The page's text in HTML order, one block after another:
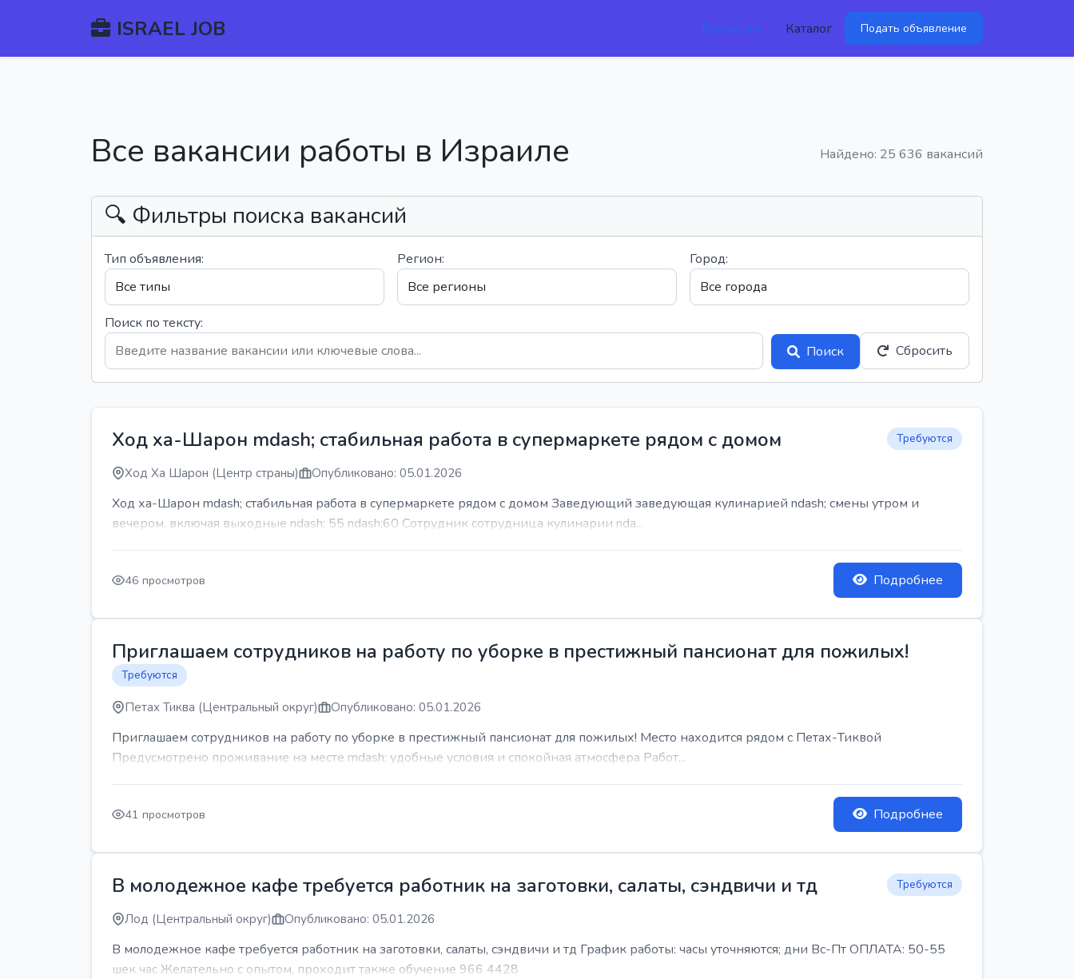
ISRAEL JOB Вакансии Каталог Подать объявление
Все вакансии работы в Израиле Найдено: 25 636 вакансий
🔍 Фильтры поиска вакансий
Тип объявления: Регион: Город:
Поиск по тексту:
Поиск
Сбросить
Ход ха-Шарон mdash; стабильная работа в супермаркете рядом с домом Требуются
Ход Ха Шарон (Центр страны) Опубликовано: 05.01.2026
Ход ха-Шарон mdash; стабильная работа в супермаркете рядом с домом Заведующий заведующая кулинарией ndash; смены утром и
вечером, включая выходные ndash; 55 ndash;60 Сотрудник сотрудница кулинарии nda...
46 просмотров Подробнее
Приглашаем сотрудников на работу по уборке в престижный пансионат для пожилых!
Требуются
Петах Тиква (Центральный округ) Опубликовано: 05.01.2026
Приглашаем сотрудников на работу по уборке в престижный пансионат для пожилых! Место находится рядом с Петах-Тиквой
Предусмотрено проживание на месте mdash; удобные условия и спокойная атмосфера Работ...
41 просмотров Подробнее
В молодежное кафе требуется работник на заготовки, салаты, сэндвичи и тд Требуются
Лод (Центральный округ) Опубликовано: 05.01.2026
В молодежное кафе требуется работник на заготовки, салаты, сэндвичи и тд График работы: часы уточняются; дни Вс-Пт ОПЛАТА: 50-55
шек час Желательно с опытом, проходит также обучение 966 4428